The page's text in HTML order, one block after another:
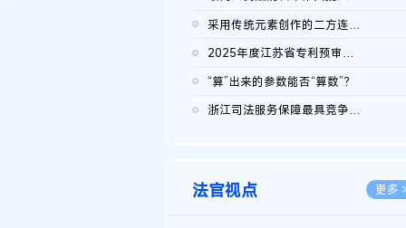
采用传统元素创作的二方连续装饰图案作品的独创性及侵权对比认定
2025年度江苏省专利预审典型案例
“算”出来的参数能否“算数”？
浙江司法服务保障最具竞争力营商环境建设典型案例（第二批）含侵...
法官视点 更多